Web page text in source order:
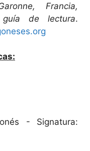
Francia,
guía de lectura.
- Signatura: